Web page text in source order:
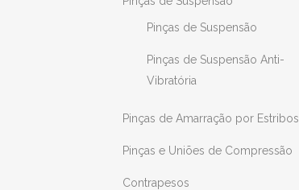
Pinças de Suspensão
Pinças de Suspensão Anti-
Vibratória
Pinças de Amarração por Estribos
Pinças e Uniões de Compressão
Contrapesos